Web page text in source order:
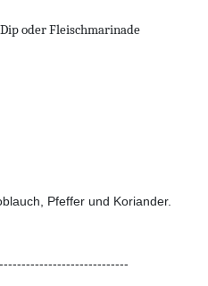
oder Fleischmarinade
Pfeffer und Koriander.